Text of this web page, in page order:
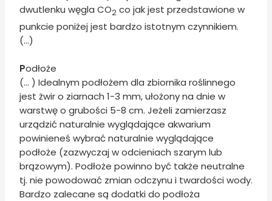
dwutlenku węgla CO2 co jak jest przedstawione w
punkcie poniżej jest bardzo istotnym czynnikiem.
(...)
Podłoże
(... ) Idealnym podłożem dla zbiornika roślinnego
jest żwir o ziarnach 1-3 mm, ułożony na dnie w
warstwę o grubości 5-8 cm. Jeżeli zamierzasz
urządzić naturalnie wyglądające akwarium
powinieneś wybrać naturalnie wyglądające
podłoże (zazwyczaj w odcieniach szarym lub
brązowym). Podłoże powinno być także neutralne
tj. nie powodować zmian odczynu i twardości wody.
Bardzo zalecane są dodatki do podłoża